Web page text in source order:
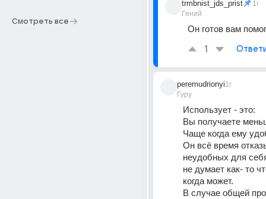
Смотреть все
trmbnist_jds_prist
Гений
1г
Он готов вам
1
peremudrionyi
Гуру
1г
Использует - это:
Вы получаете
Чаще когда ему
Он всё время
неудобных для
не думает как- то
когда может.
В случае общей